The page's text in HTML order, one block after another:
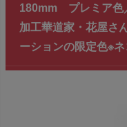
180mm プレミア色
加工華道家・花屋さ
ーションの限定色※